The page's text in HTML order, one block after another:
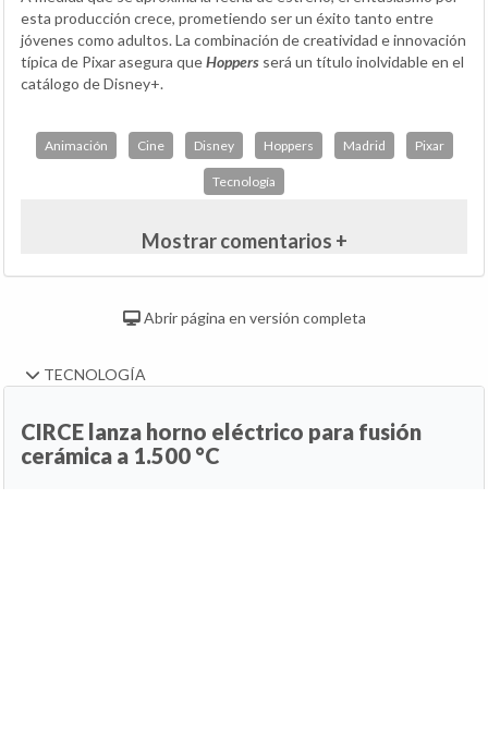
esta producción crece, prometiendo ser un éxito tanto entre
jóvenes como adultos. La combinación de creatividad e innovación
típica de Pixar asegura queHoppers será un título inolvidable en el
catálogo de Disney+.
Animación Cine Disney Hoppers Madrid Pixar
Tecnología
Mostrar comentarios +
Abrir página en versión completa
TECNOLOGÍA
CIRCE lanza horno eléctrico para fusión
cerámica a 1.500 °C